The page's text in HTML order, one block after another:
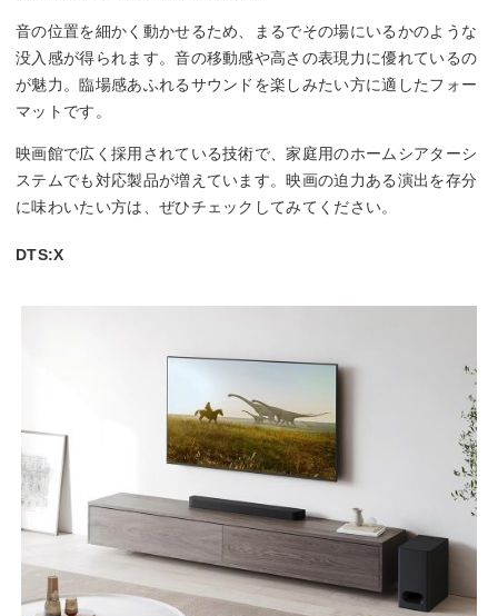
音の位置を細かく動かせるため、まるでその場にいるかのような
没入感が得られます。音の移動感や高さの表現力に優れているの
が魅力。臨場感あふれるサウンドを楽しみたい方に適したフォー
マットです。
映画館で広く採用されている技術で、家庭用のホームシアターシ
ステムでも対応製品が増えています。映画の迫力ある演出を存分
に味わいたい方は、ぜひチェックしてみてください。
DTS:X